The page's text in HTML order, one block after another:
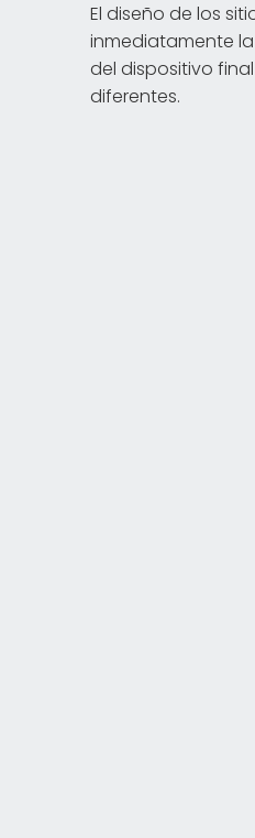
El diseño de los
inmediatamente
del dispositivo
diferentes.